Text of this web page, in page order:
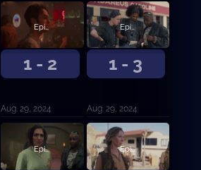
1 - 2
Episodio 2
Aug. 29, 2024
1 - 3
Episodio 3
Aug. 29, 2024
Episodio 5 Episodio 6